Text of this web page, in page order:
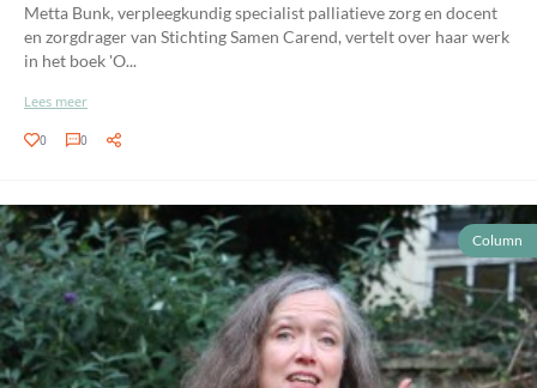
Metta Bunk, verpleegkundig specialist palliatieve zorg en docent
en zorgdrager van Stichting Samen Carend, vertelt over haar werk
in het boek 'O...
Lees meer
0 0
Column